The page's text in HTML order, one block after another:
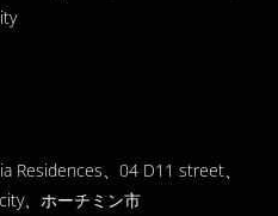
Residences、04 D11 street、
、ホーチミン市